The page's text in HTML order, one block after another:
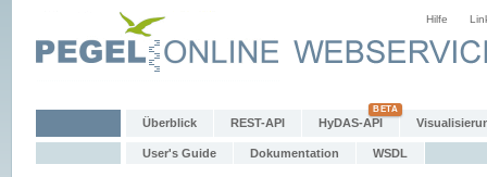
Hilfe
Überblick REST-API HyDAS-API
User's Guide Dokumentation WSDL